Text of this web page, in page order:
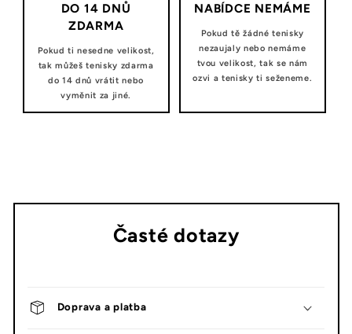
DO 14 DNŮ
ZDARMA
Pokud ti nesedne velikost,
tak můžeš tenisky zdarma
do 14 dnů vrátit nebo
vyměnit za jiné.
NABÍDCE NEMÁME
Pokud tě žádné tenisky
nezaujaly nebo nemáme
tvou velikost, tak se nám
ozvi a tenisky ti seženeme.
Časté dotazy
Doprava a platba